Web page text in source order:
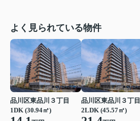
よく見られている物件
品川区東品川３丁目
1DK (30.94㎡)
品川区東品川３丁目
2LDK (45.57㎡)